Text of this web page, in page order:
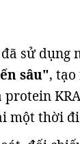
sử dụng
sâu",
protein
một thời